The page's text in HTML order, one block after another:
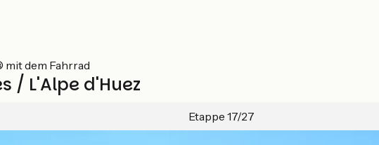
mit dem Fahrrad
/ L'Alpe d'Huez
Etappe 17/27